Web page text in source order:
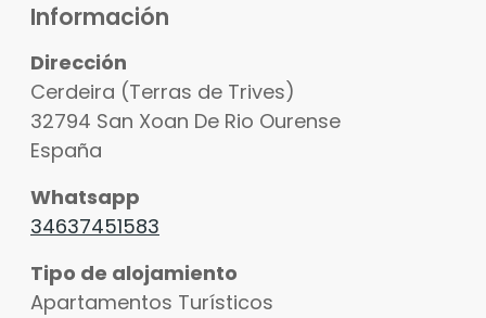
Información
Dirección
Cerdeira (Terras de Trives)
32794 San Xoan De Rio Ourense
España
Whatsapp
34637451583
Tipo de alojamiento
Apartamentos Turísticos